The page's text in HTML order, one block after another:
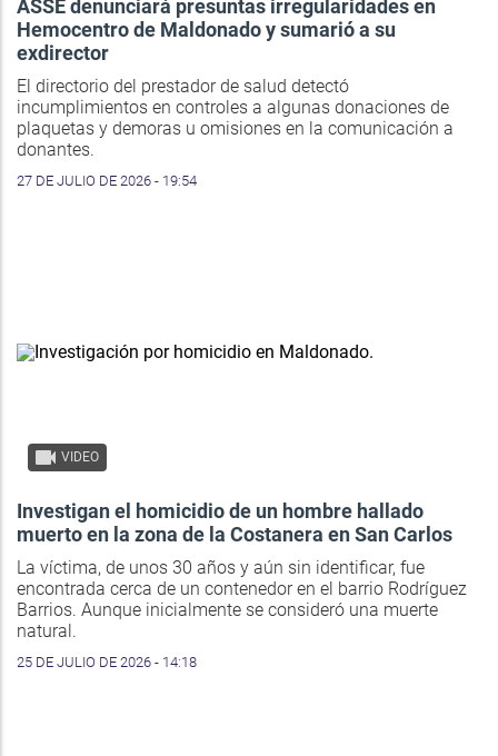
ASSE denunciará presuntas irregularidades en
Hemocentro de Maldonado y sumarió a su
exdirector
El directorio del prestador de salud detectó
incumplimientos en controles a algunas donaciones de
plaquetas y demoras u omisiones en la comunicación a
donantes.
27 DE JULIO DE 2026 - 19:54
VIDEO
Investigan el homicidio de un hombre hallado
muerto en la zona de la Costanera en San Carlos
La víctima, de unos 30 años y aún sin identificar, fue
encontrada cerca de un contenedor en el barrio Rodríguez
Barrios. Aunque inicialmente se consideró una muerte
natural.
25 DE JULIO DE 2026 - 14:18